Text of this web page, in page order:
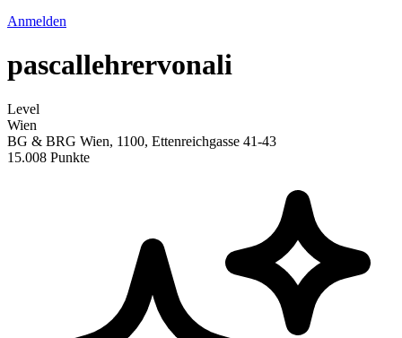
Anmelden
pascallehrervonali
Level
Wien
BG & BRG Wien, 1100, Ettenreichgasse 41-43
15.008 Punkte